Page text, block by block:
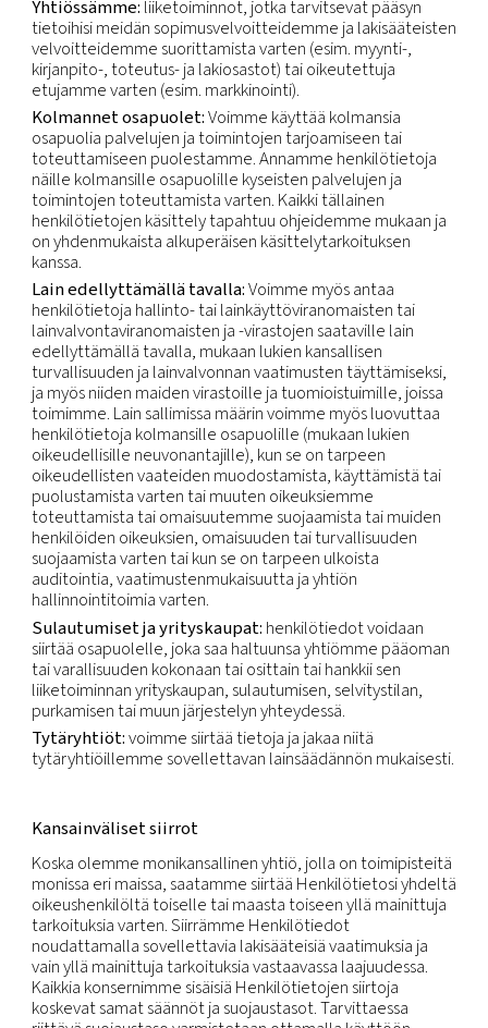
Tietojesi Rekisterinpitäjä on se yhtiöistämme,
tietosi alun perin ja päättää tietojesi käytön
ja keinoista.
Jos sinulla on kysyttävää Rekisterinpitäjän
henkilöllisyydestä tai muita kysymyksiä
yhteyttä Tietosuojavastaavaamme käyttämällä
näkyvää sähköpostiosoitetta.
Henkilötietoryhmät, käsittelyn tarkoitukset
oikeusperustat
Valitse tilanteeseesi soveltuva käytännön aliosio
Henkilötietojen vastaanottajat
Yhtiössämme:liiketoiminnot, jotka tarvitsevat
tietoihisi meidän sopimusvelvoitteidemme ja
velvoitteidemme suorittamista varten (esim.
kirjanpito-, toteutus- ja lakiosastot) tai
etujamme varten (esim. markkinointi).
Kolmannet osapuolet:Voimme käyttää
osapuolia palvelujen ja toimintojen tarjoamiseen
toteuttamiseen puolestamme. Annamme
näille kolmansille osapuolille kyseisten palvelujen
toimintojen toteuttamista varten. Kaikki tällainen
henkilötietojen käsittely tapahtuu ohjeidemme
on yhdenmukaista alkuperäisen
Lain edellyttämällä tavalla:
henkilötietoja hallinto- tai
lainvalvontaviranomaisten ja -virastojen saataville
edellyttämällä tavalla, mukaan lukien kansallisen
turvallisuuden ja lainvalvonnan vaatimusten
ja myös niiden maiden virastoille ja
toimimme. Lain sallimissa määrin voimme myös
henkilötietoja kolmansille osapuolille (mukaan